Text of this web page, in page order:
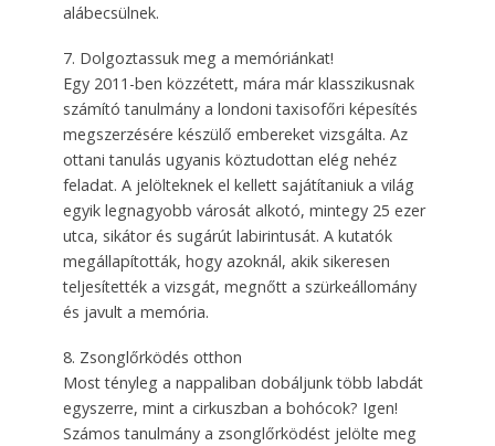
alábecsülnek.
7. Dolgoztassuk meg a memóriánkat!
Egy 2011-ben közzétett, mára már klasszikusnak
számító tanulmány a londoni taxisofőri képesítés
megszerzésére készülő embereket vizsgálta. Az
ottani tanulás ugyanis köztudottan elég nehéz
feladat. A jelölteknek el kellett sajátítaniuk a világ
egyik legnagyobb városát alkotó, mintegy 25 ezer
utca, sikátor és sugárút labirintusát. A kutatók
megállapították, hogy azoknál, akik sikeresen
teljesítették a vizsgát, megnőtt a szürkeállomány
és javult a memória.
8. Zsonglőrködés otthon
Most tényleg a nappaliban dobáljunk több labdát
egyszerre, mint a cirkuszban a bohócok? Igen!
Számos tanulmány a zsonglőrködést jelölte meg